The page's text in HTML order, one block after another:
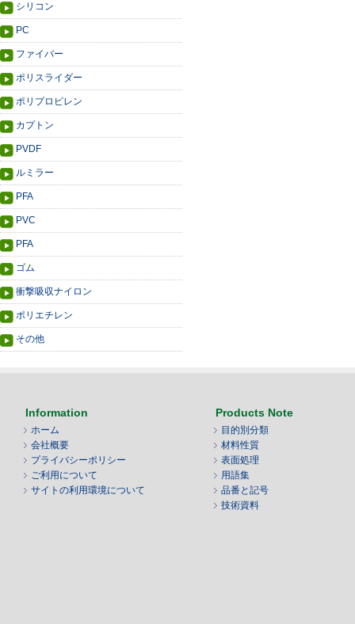
シリコン
PC
ファイバー
ポリスライダー
ポリプロピレン
カプトン
PVDF
ルミラー
PFA
PVC
PFA
ゴム
衝撃吸収ナイロン
ポリエチレン
その他
Information
ホーム
会社概要
プライバシーポリシー
ご利用について
サイトの利用環境について
Products Note
目的別分類
材料性質
表面処理
用語集
品番と記号
技術資料